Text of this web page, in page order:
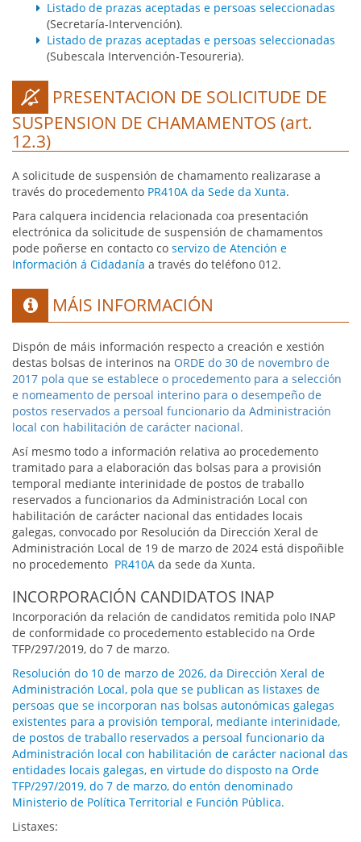
Listado de prazas aceptadas e persoas seleccionadas
(Secretaría-Intervención).
Listado de prazas aceptadas e persoas seleccionadas
(Subescala Intervención-Tesoureria).
iconPRESENTACION DE SOLICITUDE DE
SUSPENSION DE CHAMAMENTOS (art.
12.3)
A solicitude de suspensión de chamamento realizarase a
través do procedemento PR410A da Sede da Xunta.
Para calquera incidencia relacionada coa presentación
electrónica da solicitude de suspensión de chamamentos
pode poñerse en contacto co servizo de Atención e
Información á Cidadanía a través do teléfono 012.
iconMÁIS INFORMACIÓN
Dispón de máis información respecto a creación e xestión
destas bolsas de interinos na ORDE do 30 de novembro de
2017 pola que se establece o procedemento para a selección
e nomeamento de persoal interino para o desempeño de
postos reservados a persoal funcionario da Administración
local con habilitación de carácter nacional.
Así mesmo todo a información relativa ao procedemento
tramitado para a elaboración das bolsas para a provisión
temporal mediante interinidade de postos de traballo
reservados a funcionarios da Administración Local con
habilitación de carácter nacional das entidades locais
galegas, convocado por Resolución da Dirección Xeral de
Administración Local de 19 de marzo de 2024 está dispoñible
no procedemento PR410A da sede da Xunta.
INCORPORACIÓN CANDIDATOS INAP
Incorporación da relación de candidatos remitida polo INAP
de conformidade co procedemento establecido na Orde
TFP/297/2019, do 7 de marzo.
Resolución do 10 de marzo de 2026, da Dirección Xeral de
Administración Local, pola que se publican as listaxes de
persoas que se incorporan nas bolsas autonómicas galegas
existentes para a provisión temporal, mediante interinidade,
de postos de traballo reservados a persoal funcionario da
Administración local con habilitación de carácter nacional das
entidades locais galegas, en virtude do disposto na Orde
TFP/297/2019, do 7 de marzo, do entón denominado
Ministerio de Política Territorial e Función Pública.
Listaxes: